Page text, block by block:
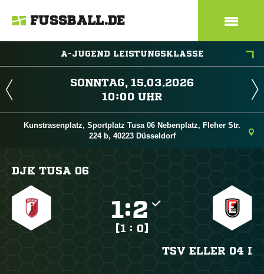
FUSSBALL.DE
A-JUGEND LEISTUNGSKLASSE
 
 
Kunstrasenplatz, Sportplatz Tusa 06 Nebenplatz, Fleher Str.
224 b, 40223 Düsseldorf
DJK TUSA 06
:
[1 : 0]
TSV ELLER 04 I